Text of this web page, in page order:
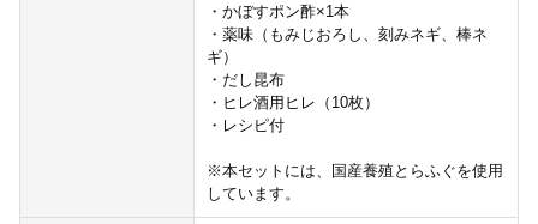
・かぼすポン酢×1本
・薬味（もみじおろし、刻みネギ、棒ネ
ギ）
・だし昆布
・ヒレ酒用ヒレ（10枚）
・レシピ付
※本セットには、国産養殖とらふぐを使用
しています。